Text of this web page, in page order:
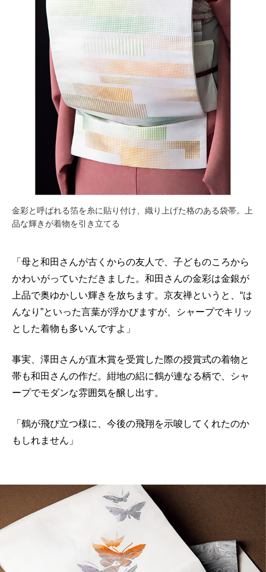
金彩と呼ばれる箔を糸に貼り付け、織り上げた格のある袋帯。上
品な輝きが着物を引き立てる
「母と和田さんが古くからの友人で、子どものころから
かわいがっていただきました。和田さんの金彩は金銀が
上品で奥ゆかしい輝きを放ちます。京友禅というと、“は
んなり”といった言葉が浮かびますが、シャープでキリッ
とした着物も多いんですよ」
事実、澤田さんが直木賞を受賞した際の授賞式の着物と
帯も和田さんの作だ。紺地の絽に鶴が連なる柄で、シャ
ープでモダンな雰囲気を醸し出す。
「鶴が飛び立つ様に、今後の飛翔を示唆してくれたのか
もしれません」